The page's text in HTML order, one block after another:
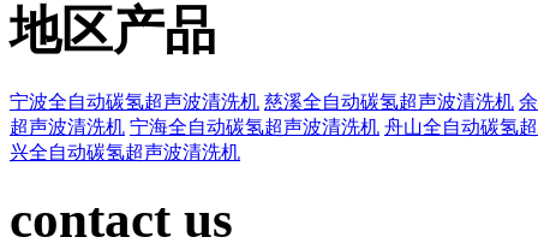
地区产品
宁波全自动碳氢超声波清洗机 慈溪全自动碳氢超声波清洗机
超声波清洗机 宁海全自动碳氢超声波清洗机 舟山全自动碳氢
兴全自动碳氢超声波清洗机
contact us